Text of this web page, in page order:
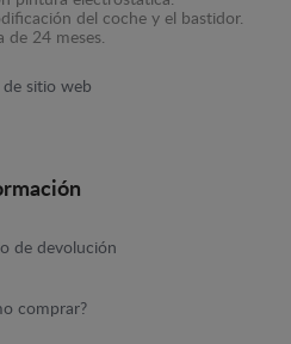
del coche y el bastidor.
de 24 meses.
de sitio web
de devolución
comprar?